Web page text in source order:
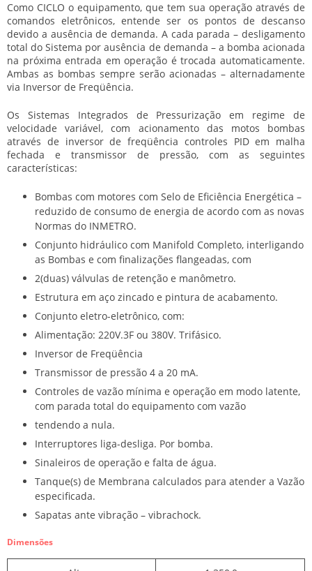
Como CICLO o equipamento, que tem sua operação através de
comandos eletrônicos, entende ser os pontos de descanso
devido a ausência de demanda. A cada parada – desligamento
total do Sistema por ausência de demanda – a bomba acionada
na próxima entrada em operação é trocada automaticamente.
Ambas as bombas sempre serão acionadas – alternadamente
via Inversor de Freqüência.
Os Sistemas Integrados de Pressurização em regime de
velocidade variável, com acionamento das motos bombas
através de inversor de freqüência controles PID em malha
fechada e transmissor de pressão, com as seguintes
características:
Bombas com motores com Selo de Eficiência Energética –
reduzido de consumo de energia de acordo com as novas
Normas do INMETRO.
Conjunto hidráulico com Manifold Completo, interligando
as Bombas e com finalizações flangeadas, com
2(duas) válvulas de retenção e manômetro.
Estrutura em aço zincado e pintura de acabamento.
Conjunto eletro-eletrônico, com:
Alimentação: 220V.3F ou 380V. Trifásico.
Inversor de Freqüência
Transmissor de pressão 4 a 20 mA.
Controles de vazão mínima e operação em modo latente,
com parada total do equipamento com vazão
tendendo a nula.
Interruptores liga-desliga. Por bomba.
Sinaleiros de operação e falta de água.
Tanque(s) de Membrana calculados para atender a Vazão
especificada.
Sapatas ante vibração – vibrachock.
Dimensões